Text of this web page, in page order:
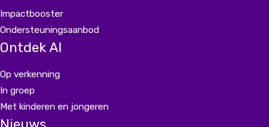
Impactbooster
Ondersteuningsaanbod
Ontdek AI
Op verkenning
In groep
Met kinderen en jongeren